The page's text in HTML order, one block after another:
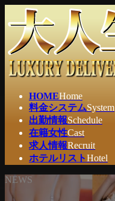
ン
ン
ツ
へ
ビ
ー
シ
ョ
HOMEHome
料金システムSystem
出勤情報Schedule
在籍女性Cast
求人情報Recruit
ホテルリストHotel
NEWS